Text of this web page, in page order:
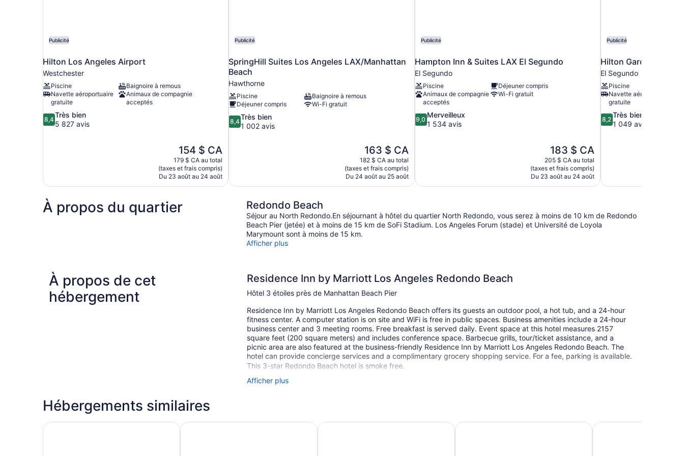
Publicité
Hilton Los Angeles Airport
Westchester
Piscine
Baignoire à remous
Navette aéroportuaire
gratuite
Animaux de compagnie
acceptés
8.4
sur
8,4
Très bien
5 827 avis
Le
prix
est
de
154 $ CA
154 $ CA
179 $ CA au total
(taxes et frais compris)
Du 23 août au 24 août
Publicité
SpringHill Suites Los Angeles LAX/Manhattan
Beach
Hawthorne
Piscine
Baignoire à remous
Déjeuner compris
Wi-Fi gratuit
8.4
sur
8,4
Très bien
1 002 avis
Le
prix
est
de
163 $ CA
163 $ CA
182 $ CA au total
(taxes et frais compris)
Du 24 août au 25 août
Publicité
Hampton Inn & Suites LAX El Segundo
El Segundo
Piscine
Déjeuner compris
Animaux de compagnie
acceptés
Wi-Fi gratuit
9.0
sur
9,0
Merveilleux
1 534 avis
Le
prix
est
de
183 $ CA
183 $ CA
205 $ CA au total
(taxes et frais compris)
Du 23 août au 24 août
Publicité
Hilton Garden Inn
El Segundo
Piscine
Navette aéroportuaire
gratuite
8.2
sur
8,2
Très bien
1 049 avis
À propos du quartier Redondo Beach
Séjour au North Redondo.En séjournant à hôtel du quartier North Redondo, vous serez à moins de 10 km de Redondo
Beach Pier (jetée) et à moins de 15 km de SoFi Stadium. Los Angeles Forum (stade) et Université de Loyola
Marymount sont à moins de 15 km.
Afficher plus
À propos de cet
hébergement
Residence Inn by Marriott Los Angeles Redondo Beach
Hôtel 3 étoiles près de Manhattan Beach Pier
Residence Inn by Marriott Los Angeles Redondo Beach offers its guests an outdoor pool, a hot tub, and a 24-hour
fitness center. A computer station is on site and WiFi is free in public spaces. Business amenities include a 24-hour
business center and 3 meeting rooms. Free breakfast is served daily. Event space at this hotel measures 2157
square feet (200 square meters) and includes conference space. Barbecue grills, tour/ticket assistance, and a
picnic area are also featured at the business-friendly Residence Inn by Marriott Los Angeles Redondo Beach. The
hotel can provide concierge services and a complimentary grocery shopping service. For a fee, parking is available.
This 3-star Redondo Beach hotel is smoke free.
1 building
Meeting rooms
Afficher plus
Hébergements similaires
Homewood Suites by Hilton Los Angeles Redondo BeachSonesta Select Los Angeles Torrance South BayResidence Inn By Marriott Torrance Redondo BeachHilton Garden Inn Los Angeles/Redondo Beach
Hyatt House LAX/